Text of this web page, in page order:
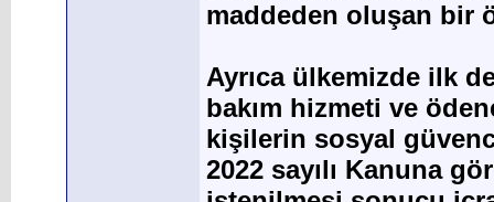
maddeden oluşan bir
Ayrıca ülkemizde ilk
bakım hizmeti ve
kişilerin sosyal
2022 sayılı Kanuna